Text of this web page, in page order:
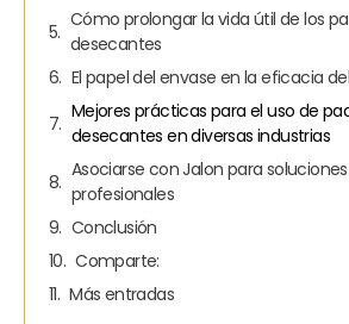
Cómo prolongar la vida útil de los
desecantes
El papel del envase en la eficacia
Mejores prácticas para el uso de
desecantes en diversas industrias
Asociarse con Jalon para
profesionales
Conclusión
Comparte:
Más entradas